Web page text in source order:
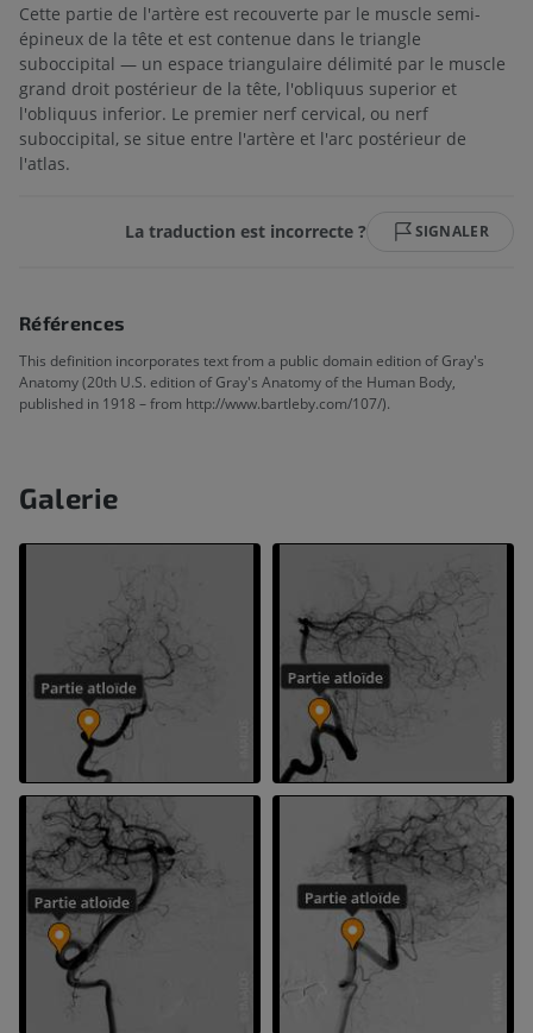
Cette partie de l'artère est recouverte par le muscle semi-
épineux de la tête et est contenue dans le triangle
suboccipital — un espace triangulaire délimité par le muscle
grand droit postérieur de la tête, l'obliquus superior et
l'obliquus inferior. Le premier nerf cervical, ou nerf
suboccipital, se situe entre l'artère et l'arc postérieur de
l'atlas.
La traduction est incorrecte ? SIGNALER
Références
This definition incorporates text from a public domain edition of Gray's
Anatomy (20th U.S. edition of Gray's Anatomy of the Human Body,
published in 1918 – from http://www.bartleby.com/107/).
Galerie